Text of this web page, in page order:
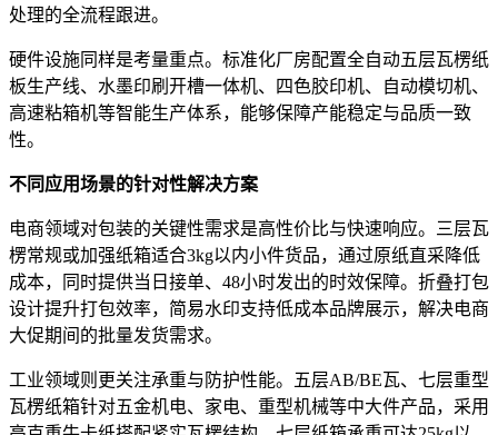
处理的全流程跟进。
硬件设施同样是考量重点。标准化厂房配置全自动五层瓦楞纸
板生产线、水墨印刷开槽一体机、四色胶印机、自动模切机、
高速粘箱机等智能生产体系，能够保障产能稳定与品质一致
性。
不同应用场景的针对性解决方案
电商领域对包装的关键性需求是高性价比与快速响应。三层瓦
楞常规或加强纸箱适合3kg以内小件货品，通过原纸直采降低
成本，同时提供当日接单、48小时发出的时效保障。折叠打包
设计提升打包效率，简易水印支持低成本品牌展示，解决电商
大促期间的批量发货需求。
工业领域则更关注承重与防护性能。五层AB/BE瓦、七层重型
瓦楞纸箱针对五金机电、家电、重型机械等中大件产品，采用